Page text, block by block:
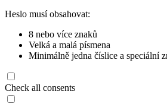
Heslo musí obsahovat:
8 nebo více znaků
Velká a malá písmena
Minimálně jedna číslice a speciální
Check all consents